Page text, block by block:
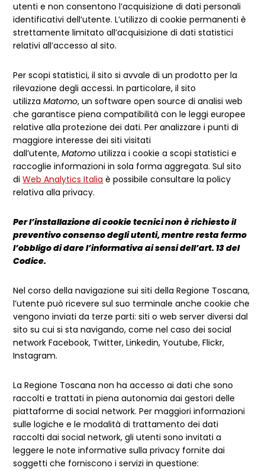
utenti e non consentono l’acquisizione di dati personali
identificativi dell’utente. L’utilizzo di cookie permanenti è
strettamente limitato all’acquisizione di dati statistici
relativi all’accesso al sito.
Per scopi statistici, il sito si avvale di un prodotto per la
rilevazione degli accessi. In particolare, il sito
utilizzaMatomo, un software open source di analisi web
che garantisce piena compatibilità con le leggi europee
relative alla protezione dei dati. Per analizzare i punti di
maggiore interesse dei siti visitati
dall’utente,Matomo utilizza i cookie a scopi statistici e
raccoglie informazioni in sola forma aggregata. Sul sito
diWeb Analytics Italia è possibile consultare la policy
relativa alla privacy.
Per l’installazione di cookie tecnici non è richiesto il
preventivo consenso degli utenti, mentre resta fermo
l’obbligo di dare l’informativa ai sensi dell’art. 13 del
Codice.
Nel corso della navigazione sui siti della Regione Toscana,
l’utente può ricevere sul suo terminale anche cookie che
vengono inviati da terze parti: siti o web server diversi dal
sito su cui si sta navigando, come nel caso dei social
network Facebook, Twitter, Linkedin, Youtube, Flickr,
Instagram.
La Regione Toscana non ha accesso ai dati che sono
raccolti e trattati in piena autonomia dai gestori delle
piattaforme di social network. Per maggiori informazioni
sulle logiche e le modalità di trattamento dei dati
raccolti dai social network, gli utenti sono invitati a
leggere le note informative sulla privacy fornite dai
soggetti che forniscono i servizi in questione: